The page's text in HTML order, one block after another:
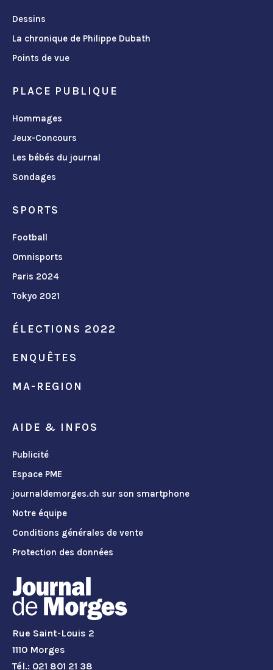
Dessins
La chronique de Philippe Dubath
Points de vue
PLACE PUBLIQUE
Hommages
Jeux-Concours
Les bébés du journal
Sondages
SPORTS
Football
Omnisports
Paris 2024
Tokyo 2021
ÉLECTIONS 2022
ENQUÊTES
MA-REGION
AIDE & INFOS
Publicité
Espace PME
journaldemorges.ch sur son smartphone
Notre équipe
Conditions générales de vente
Protection des données
Rue Saint-Louis 2
1110 Morges
Tél.: 021 801 21 38